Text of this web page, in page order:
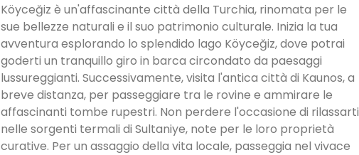
Köyceğiz è un'affascinante città della Turchia, rinomata per le
sue bellezze naturali e il suo patrimonio culturale. Inizia la tua
avventura esplorando lo splendido lago Köyceğiz, dove potrai
goderti un tranquillo giro in barca circondato da paesaggi
lussureggianti. Successivamente, visita l'antica città di Kaunos, a
breve distanza, per passeggiare tra le rovine e ammirare le
affascinanti tombe rupestri. Non perdere l'occasione di rilassarti
nelle sorgenti termali di Sultaniye, note per le loro proprietà
curative. Per un assaggio della vita locale, passeggia nel vivace